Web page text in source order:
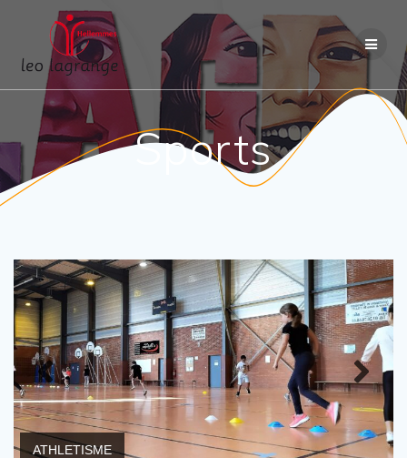
au
contenu
Sports
DANSE
ATHLETISME
ARTS MARTIAUX
NATATION
SPORTS COLLECTIFS
FORME
BIEN-ETRE/RELAXATION
BADMINTON